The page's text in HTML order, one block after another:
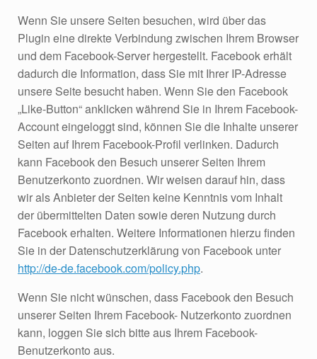
Wenn Sie unsere Seiten besuchen, wird über das
Plugin eine direkte Verbindung zwischen Ihrem Browser
und dem Facebook-Server hergestellt. Facebook erhält
dadurch die Information, dass Sie mit Ihrer IP-Adresse
unsere Seite besucht haben. Wenn Sie den Facebook
„Like-Button“ anklicken während Sie in Ihrem Facebook-
Account eingeloggt sind, können Sie die Inhalte unserer
Seiten auf Ihrem Facebook-Profil verlinken. Dadurch
kann Facebook den Besuch unserer Seiten Ihrem
Benutzerkonto zuordnen. Wir weisen darauf hin, dass
wir als Anbieter der Seiten keine Kenntnis vom Inhalt
der übermittelten Daten sowie deren Nutzung durch
Facebook erhalten. Weitere Informationen hierzu finden
Sie in der Datenschutzerklärung von Facebook unter
http://de-de.facebook.com/policy.php.
Wenn Sie nicht wünschen, dass Facebook den Besuch
unserer Seiten Ihrem Facebook- Nutzerkonto zuordnen
kann, loggen Sie sich bitte aus Ihrem Facebook-
Benutzerkonto aus.